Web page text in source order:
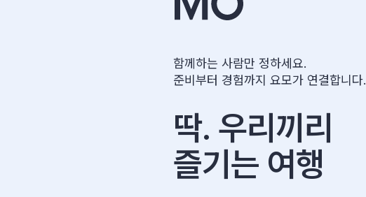
함께하는 사람만 정하세요.
준비부터 경험까지 요모가 연결합니다.
딱. 우리끼리
즐기는 여행